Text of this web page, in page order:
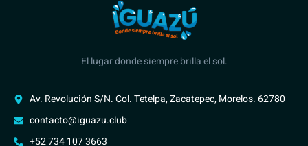
El lugar donde siempre brilla el sol.
Av. Revolución S/N. Col. Tetelpa, Zacatepec, Morelos. 62780
contacto@iguazu.club
+52 734 107 3663